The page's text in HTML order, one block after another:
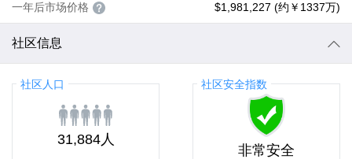
一年后市场价格 $1,981,227 (约￥1337万)
社区信息
社区人口
31,884人
社区安全指数
非常安全